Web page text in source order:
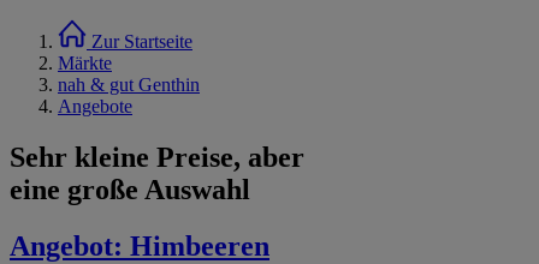
Zur Startseite
Märkte
nah & gut Genthin
Angebote
Sehr kleine Preise, aber
eine große Auswahl
Angebot: Himbeeren